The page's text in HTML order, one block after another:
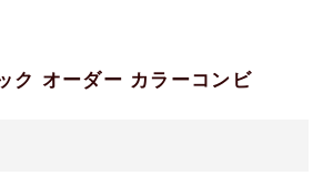
ク オーダー カラーコンビ